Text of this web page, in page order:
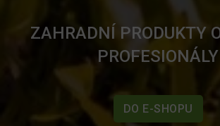
ZAHRADNÍ PRODUKTY
PROFESIONÁLY
DO E-SHOPU